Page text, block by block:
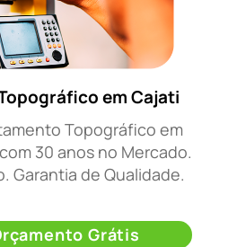
em Cajati
Topográfico em
30 anos no Mercado.
Garantia de Qualidade.
Grátis